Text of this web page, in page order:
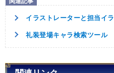
イラストレーターと担当イ
礼装登場キャラ検索ツール